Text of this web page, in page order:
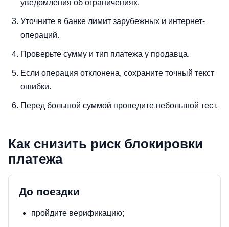
уведомления об ограничениях.
Уточните в банке лимит зарубежных и интернет-
операций.
Проверьте сумму и тип платежа у продавца.
Если операция отклонена, сохраните точный текст
ошибки.
Перед большой суммой проведите небольшой тест.
Как снизить риск блокировки
платежа
До поездки
пройдите верификацию;